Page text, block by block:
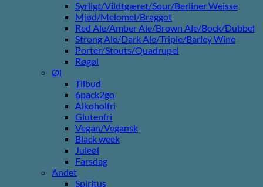
Syrligt/Vildtgæret/Sour/Berliner Weisse
Mjød/Melomel/Braggot
Red Ale/Amber Ale/Brown Ale/Bock/Dubbel
Strong Ale/Dark Ale/Triple/Barley Wine
Porter/Stouts/Quadrupel
Røgøl
Øl
Tilbud
6pack2go
Alkoholfri
Glutenfri
Vegan/Vegansk
Black week
Juleøl
Farsdag
Andet
Spiritus